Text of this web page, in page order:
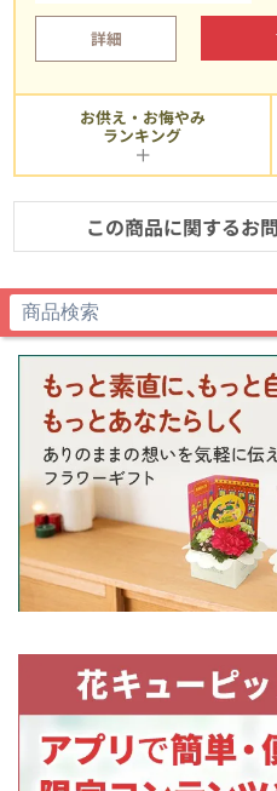
詳細
お供え・お悔やみ
ランキング
この商品に関するお